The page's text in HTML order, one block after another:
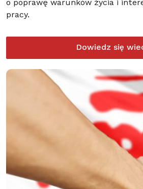
o poprawę warunków życia i
pracy.
Dowiedz się